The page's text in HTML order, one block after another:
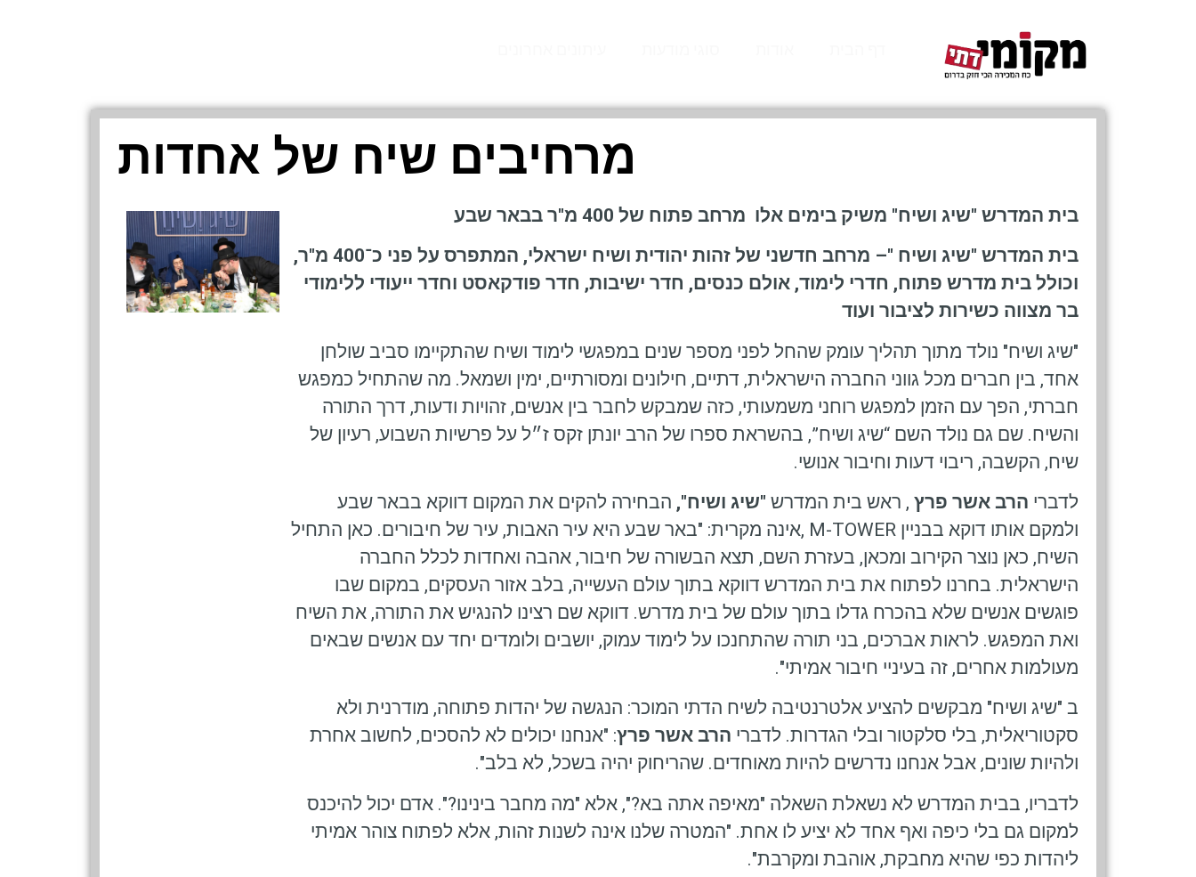
מרחיבים שיח של אחדות
בית המדרש "שיג ושיח" משיק בימים אלו מרחב פתוח של 400 מ"ר בבאר שבע
בית המדרש "שיג ושיח "
– מרחב חדשני של זהות יהודית ושיח ישראלי, המתפרס על פני כ־400 מ"ר,
וכולל בית מדרש פתוח, חדרי לימוד, אולם כנסים, חדר ישיבות, חדר פודקאסט וחדר ייעודי ללימודי
בר מצווה כשירות לציבור ועוד
"שיג ושיח" נולד מתוך תהליך עומק שהחל לפני מספר שנים במפגשי לימוד ושיח שהתקיימו סביב שולחן
אחד, בין חברים מכל גווני החברה הישראלית, דתיים, חילונים ומסורתיים, ימין ושמאל. מה שהתחיל כמפגש
חברתי, הפך עם הזמן למפגש רוחני משמעותי, כזה שמבקש לחבר בין אנשים, זהויות ודעות, דרך התורה
והשיח. שם גם נולד השם “שיג ושיח”, בהשראת ספרו של הרב יונתן זקס ז״ל על פרשיות השבוע, רעיון של
שיח, הקשבה, ריבוי דעות וחיבור אנושי.
לדברי הרב אשר פרץ , ראש בית המדרש "שיג ושיח", הבחירה להקים את המקום דווקא בבאר שבע
ולמקם אותו דוקא בבניין M-TOWER ,אינה מקרית: "באר שבע היא עיר האבות, עיר של חיבורים. כאן התחיל
השיח, כאן נוצר הקירוב ומכאן, בעזרת השם, תצא הבשורה של חיבור, אהבה ואחדות לכלל החברה
הישראלית. בחרנו לפתוח את בית המדרש דווקא בתוך עולם העשייה, בלב אזור העסקים, במקום שבו
פוגשים אנשים שלא בהכרח גדלו בתוך עולם של בית מדרש. דווקא שם רצינו להנגיש את התורה, את השיח
ואת המפגש. לראות אברכים, בני תורה שהתחנכו על לימוד עמוק, יושבים ולומדים יחד עם אנשים שבאים
מעולמות אחרים, זה בעיניי חיבור אמיתי".
ב "שיג ושיח" מבקשים להציע אלטרנטיבה לשיח הדתי המוכר: הנגשה של יהדות פתוחה, מודרנית ולא
סקטוריאלית, בלי סלקטור ובלי הגדרות. לדברי הרב אשר פרץ: "אנחנו יכולים לא להסכים, לחשוב אחרת
ולהיות שונים, אבל אנחנו נדרשים להיות מאוחדים. שהריחוק יהיה בשכל, לא בלב".
לדבריו, בבית המדרש לא נשאלת השאלה "מאיפה אתה בא?", אלא "מה מחבר בינינו?". אדם יכול להיכנס
למקום גם בלי כיפה ואף אחד לא יציע לו אחת. "המטרה שלנו אינה לשנות זהות, אלא לפתוח צוהר אמיתי
ליהדות כפי שהיא מחבקת, אוהבת ומקרבת".